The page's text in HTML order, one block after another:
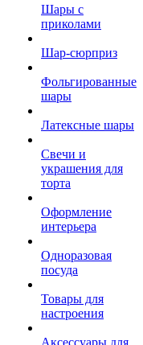
Шары с
приколами
Шар-сюрприз
Фольгированные
шары
Латексные шары
Свечи и
украшения для
торта
Оформление
интерьера
Одноразовая
посуда
Товары для
настроения
Аксессуары для